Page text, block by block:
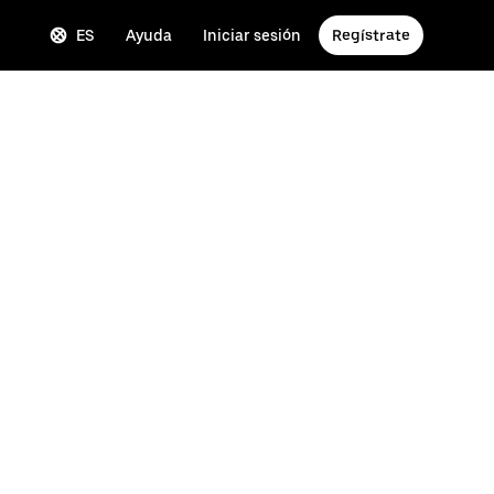
ES Ayuda Iniciar sesión Regístrate